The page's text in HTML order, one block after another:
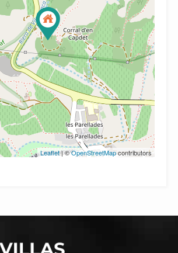
Leaflet| ©OpenStreetMapcontributors